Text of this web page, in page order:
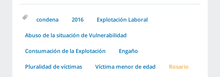
condena 2016 Explotación Laboral
Abuso de la situación de Vulnerabilidad
Consumación de la Explotación Engaño
Pluralidad de víctimas Víctima menor de edad Rosario